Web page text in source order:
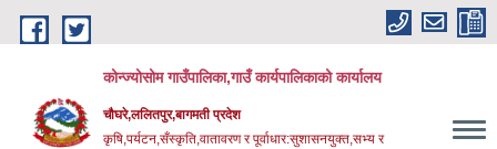
Skip to main content
कोन्ज्योसोम गाउँपालिका,गाउँ कार्यपालिकाको कार्यालय
चौघरे,ललितपुर,बागमती प्रदेश
कृषि,पर्यटन,सँस्कृति,वातावरण र पूर्वाधार:सुशासनयुक्त,सभ्य र